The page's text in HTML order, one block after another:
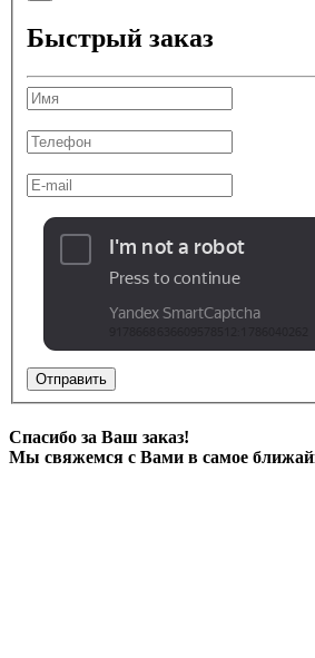
Быстрый заказ
Отправить
Спасибо за Ваш заказ!
Мы свяжемся с Вами в самое